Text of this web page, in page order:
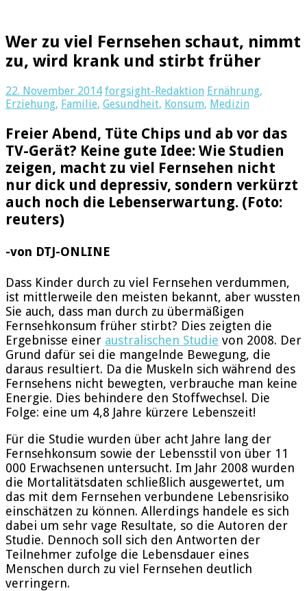
Wer zu viel Fernsehen schaut, nimmt
zu, wird krank und stirbt früher
22. November 2014 forgsight-Redaktion Ernährung,
Erziehung, Familie, Gesundheit, Konsum, Medizin
Freier Abend, Tüte Chips und ab vor das
TV-Gerät? Keine gute Idee: Wie Studien
zeigen, macht zu viel Fernsehen nicht
nur dick und depressiv, sondern verkürzt
auch noch die Lebenserwartung. (Foto:
reuters)
-von DTJ-ONLINE
Dass Kinder durch zu viel Fernsehen verdummen,
ist mittlerweile den meisten bekannt, aber wussten
Sie auch, dass man durch zu übermäßigen
Fernsehkonsum früher stirbt? Dies zeigten die
Ergebnisse einer australischen Studie von 2008. Der
Grund dafür sei die mangelnde Bewegung, die
daraus resultiert. Da die Muskeln sich während des
Fernsehens nicht bewegten, verbrauche man keine
Energie. Dies behindere den Stoffwechsel. Die
Folge: eine um 4,8 Jahre kürzere Lebenszeit!
Für die Studie wurden über acht Jahre lang der
Fernsehkonsum sowie der Lebensstil von über 11
000 Erwachsenen untersucht. Im Jahr 2008 wurden
die Mortalitätsdaten schließlich ausgewertet, um
das mit dem Fernsehen verbundene Lebensrisiko
einschätzen zu können. Allerdings handele es sich
dabei um sehr vage Resultate, so die Autoren der
Studie. Dennoch soll sich den Antworten der
Teilnehmer zufolge die Lebensdauer eines
Menschen durch zu viel Fernsehen deutlich
verringern.